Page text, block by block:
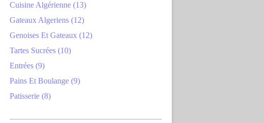
Cuisine Algérienne (13)
Gateaux Algeriens (12)
Genoises Et Gateaux (12)
Tartes Sucrées (10)
Entrées (9)
Pains Et Boulange (9)
Patisserie (8)